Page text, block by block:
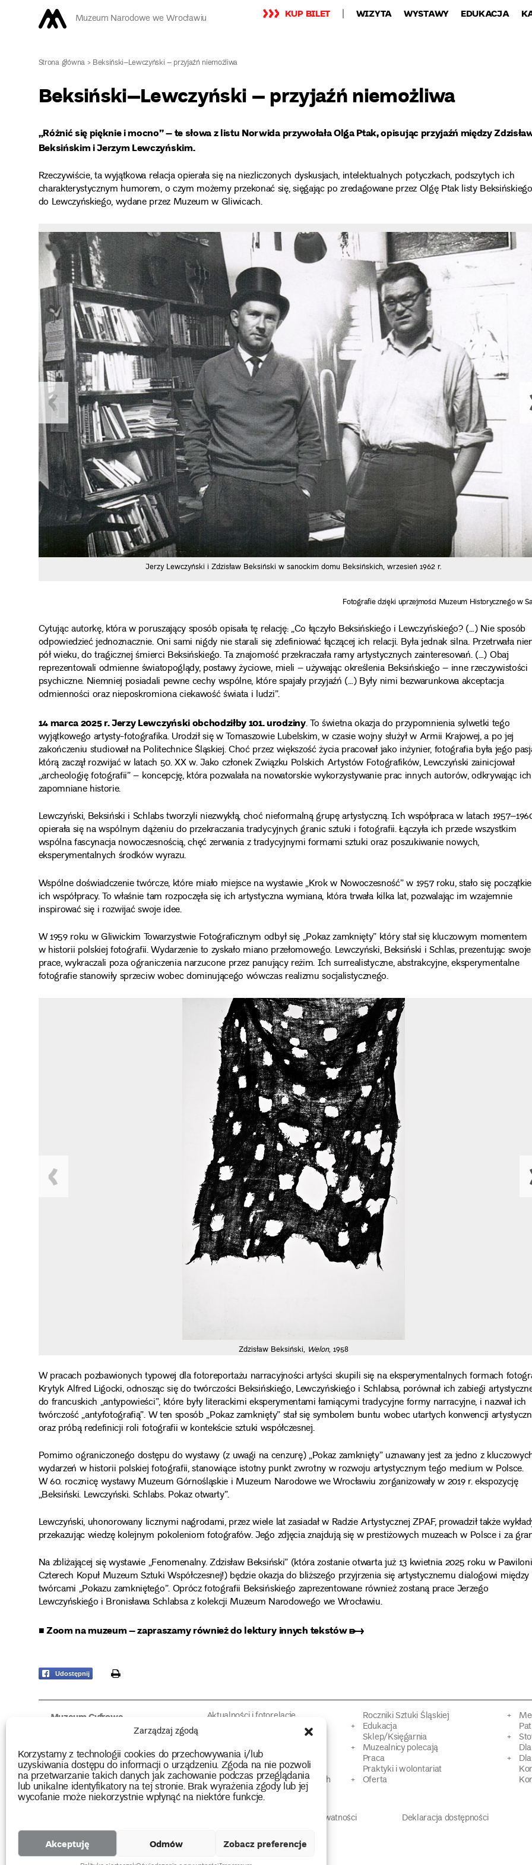
Zarządzaj zgodą
Korzystamy z technologii cookies do przechowywania i/lub
uzyskiwania dostępu do informacji o urządzeniu. Zgoda na nie pozwoli
na przetwarzanie takich danych jak zachowanie podczas przeglądania
lub unikalne identyfikatory na tej stronie. Brak wyrażenia zgody lub jej
wycofanie może niekorzystnie wpłynąć na niektóre funkcje.
Akceptuję Odmów Zobacz preferencje
Muzeum Narodowe we Wrocławiu KUP BILET WIZYTA WYSTAWY EDUKACJA
Strona główna>Beksiński–Lewczyński – przyjaźń niemożliwa
Beksiński–Lewczyński – przyjaźń niemożliwa
„Różnić się pięknie i mocno” – te słowa z listu Norwida przywołała Olga Ptak, opisując przyjaźń między
Beksińskim i Jerzym Lewczyńskim.
Rzeczywiście, ta wyjątkowa relacja opierała się na niezliczonych dyskusjach, intelektualnych potyczkach, podszytych ich
charakterystycznym humorem, o czym możemy przekonać się, sięgając po zredagowane przez Olgę Ptak listy Beksińskiego
do Lewczyńskiego, wydane przez Muzeum w Gliwicach.
Jerzy Lewczyński i Zdzisław Beksiński w sanockim domu Beksińskich, wrzesień 1962 r.
Fotografie dzięki uprzejmości Muzeum Historycznego w
Cytując autorkę, która w poruszający sposób opisała tę relację: „Co łączyło Beksińskiego i Lewczyńskiego? (…) Nie sposób
odpowiedzieć jednoznacznie. Oni sami nigdy nie starali się zdefiniować łączącej ich relacji. Była jednak silna. Przetrwała
pół wieku, do tragicznej śmierci Beksińskiego. Ta znajomość przekraczała ramy artystycznych zainteresowań. (…) Obaj
reprezentowali odmienne światopoglądy, postawy życiowe, mieli – używając określenia Beksińskiego – inne rzeczywistości
psychiczne. Niemniej posiadali pewne cechy wspólne, które spajały przyjaźń (…) Były nimi bezwarunkowa akceptacja
odmienności oraz nieposkromiona ciekawość świata i ludzi”.
14 marca 2025 r. Jerzy Lewczyński obchodziłby 101. urodziny. To świetna okazja do przypomnienia sylwetki tego
wyjątkowego artysty-fotografika. Urodził się w Tomaszowie Lubelskim, w czasie wojny służył w Armii Krajowej, a po jej
zakończeniu studiował na Politechnice Śląskiej. Choć przez większość życia pracował jako inżynier, fotografia była jego
którą zaczął rozwijać w latach 50. XX w. Jako członek Związku Polskich Artystów Fotografików, Lewczyński zainicjował
„archeologię fotografii” – koncepcję, która pozwalała na nowatorskie wykorzystywanie prac innych autorów, odkrywając ich
zapomniane historie.
Lewczyński, Beksiński i Schlabs tworzyli niezwykłą, choć nieformalną grupę artystyczną. Ich współpraca w latach
opierała się na wspólnym dążeniu do przekraczania tradycyjnych granic sztuki i fotografii. Łączyła ich przede wszystkim
wspólna fascynacja nowoczesnością, chęć zerwania z tradycyjnymi formami sztuki oraz poszukiwanie nowych,
eksperymentalnych środków wyrazu.
Wspólne doświadczenie twórcze, które miało miejsce na wystawie „Krok w Nowoczesność” w 1957 roku, stało się
ich współpracy. To właśnie tam rozpoczęła się ich artystyczna wymiana, która trwała kilka lat, pozwalając im wzajemnie
inspirować się i rozwijać swoje idee.
W 1959 roku w Gliwickim Towarzystwie Fotograficznym odbył się „Pokaz zamknięty” który stał się kluczowym momentem
w historii polskiej fotografii. Wydarzenie to zyskało miano przełomowego. Lewczyński, Beksiński i Schlas, prezentując swoje
prace, wykraczali poza ograniczenia narzucone przez panujący reżim. Ich surrealistyczne, abstrakcyjne, eksperymentalne
fotografie stanowiły sprzeciw wobec dominującego wówczas realizmu socjalistycznego.
Zdzisław Beksiński, Welon, 1958
W pracach pozbawionych typowej dla fotoreportażu narracyjności artyści skupili się na eksperymentalnych formach
Krytyk Alfred Ligocki, odnosząc się do twórczości Beksińskiego, Lewczyńskiego i Schlabsa, porównał ich zabiegi
do francuskich „antypowieści”, które były literackimi eksperymentami łamiącymi tradycyjne formy narracyjne, i nazwał ich
twórczość „antyfotografią”. W ten sposób „Pokaz zamknięty” stał się symbolem buntu wobec utartych konwencji
oraz próbą redefinicji roli fotografii w kontekście sztuki współczesnej.
Pomimo ograniczonego dostępu do wystawy (z uwagi na cenzurę) „Pokaz zamknięty” uznawany jest za jedno z
wydarzeń w historii polskiej fotografii, stanowiące istotny punkt zwrotny w rozwoju artystycznym tego medium w Polsce.
W 60. rocznicę wystawy Muzeum Górnośląskie i Muzeum Narodowe we Wrocławiu zorganizowały w 2019 r. ekspozycję
„Beksiński. Lewczyński. Schlabs. Pokaz otwarty”.
Lewczyński, uhonorowany licznymi nagrodami, przez wiele lat zasiadał w Radzie Artystycznej ZPAF, prowadził także
przekazując wiedzę kolejnym pokoleniom fotografów. Jego zdjęcia znajdują się w prestiżowych muzeach w Polsce i za
Na zbliżającej się wystawie „Fenomenalny. Zdzisław Beksiński” (która zostanie otwarta już 13 kwietnia 2025 roku w
Czterech Kopuł Muzeum Sztuki Współczesnej!) będzie okazja do bliższego przyjrzenia się artystycznemu dialogowi między
twórcami „Pokazu zamkniętego”. Oprócz fotografii Beksińskiego zaprezentowane również zostaną prace Jerzego
Lewczyńskiego i Bronisława Schlabsa z kolekcji Muzeum Narodowego we Wrocławiu.
■ Zoom na muzeum – zapraszamy również do lektury innych tekstów ➸
Udostępnij print
Muzeum Cyfrowe
Użyczenia obiektów
Biblioteka
Wydawnictwo
Multimedia
Aktualności i fotorelacje
Muzealne rozmowy
Kolekcja
Europejskie Dni Dziedzictwa
Programy badań strat wojennych
Roczniki Sztuki Śląskiej
Edukacja
Sklep/Księgarnia
Muzealnicy polecają
Praca
Praktyki i wolontariat
Oferta
Polityka prywatności Deklaracja dostępności
Projekty
unijne